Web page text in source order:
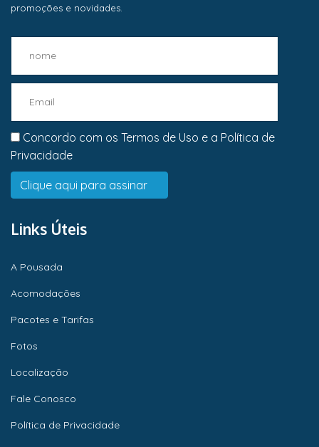
promoções e novidades.
Concordo com os Termos de Uso e a Política de
Privacidade
Links Úteis
A Pousada
Acomodações
Pacotes e Tarifas
Fotos
Localização
Fale Conosco
Política de Privacidade